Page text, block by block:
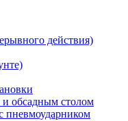
действия)
и обсадным столом
пневмоударником